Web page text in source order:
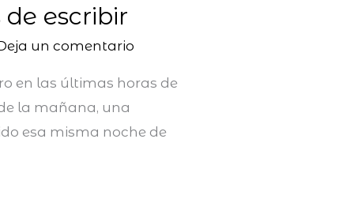
escribir
un comentario
en las últimas horas de
la mañana, una
esa misma noche de